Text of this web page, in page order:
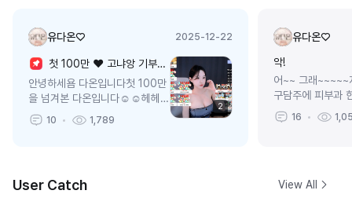
유다온♡ 2025-12-22
첫 100만 ❤️ 고냐앙 기부니 좋아서
안녕하세욤 다온입니다첫 100만
을 넘겨본 다온입니다☺️☺️헤헤8
월23일에 복귀하게 되서 지금까
지 거의 휴방없이달려보았는데 정
10 1,789
2
유다온♡
악!
어~~ 그래~~~~~
구담주에 피부과
로 복귀 할겜ㅎㅣ
라.. 머리 지금 자
16
User Catch View All